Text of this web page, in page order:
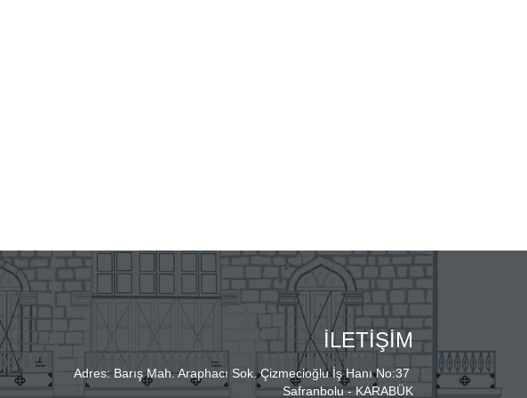
İLETİŞİM
Adres: Barış Mah. Araphacı Sok. Çizmecioğlu İş Hanı No:37
Safranbolu - KARABÜK